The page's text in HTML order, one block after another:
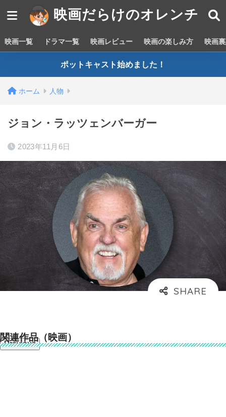
映画だらけのオレンチ
映画一覧 ドラマ一覧 映画レビュー 映画の楽しみ方 映画
ポットキャスト始めました！
ホーム 人物
ジョン・ラッツェンバーガー
2023年11月6日
関連作品（映画）
Previous